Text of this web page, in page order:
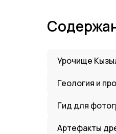
Урочище
Геология и
Гид для
Артефакты